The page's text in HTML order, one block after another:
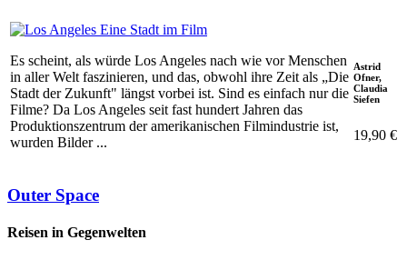
Es scheint, als würde Los Angeles nach wie vor Menschen
in aller Welt faszinieren, und das, obwohl ihre Zeit als „Die
Stadt der Zukunft" längst vorbei ist. Sind es einfach nur die
Filme? Da Los Angeles seit fast hundert Jahren das
Produktionszentrum der amerikanischen Filmindustrie ist,
wurden Bilder ...
Astrid
Ofner,
Claudia
Siefen
19,90 €
Outer Space
Reisen in Gegenwelten